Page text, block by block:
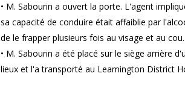
• M. Sabourin a ouvert la porte. L'agent
sa capacité de conduire était affaiblie par
de le frapper plusieurs fois au visage et au cou.
• M. Sabourin a été placé sur le siège arrière
lieux et l'a transporté au Leamington District